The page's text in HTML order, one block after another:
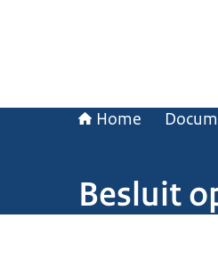
Home
Besluit